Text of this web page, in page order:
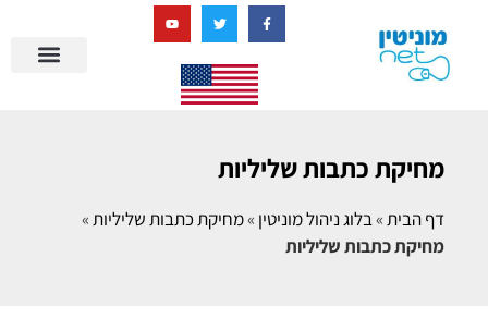
מחיקת כתבות שליליות
דף הבית»בלוג ניהול מוניטין »מחיקת כתבות שליליות»
מחיקת כתבות שליליות